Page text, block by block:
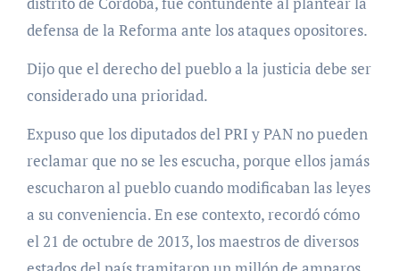
defensa de la Reforma ante los ataques opositores.
Dijo que el derecho del pueblo a la justicia debe ser
considerado una prioridad.
Expuso que los diputados del PRI y PAN no pueden
reclamar que no se les escucha, porque ellos jamás
escucharon al pueblo cuando modificaban las leyes
a su conveniencia. En ese contexto, recordó cómo
el 21 de octubre de 2013, los maestros de diversos